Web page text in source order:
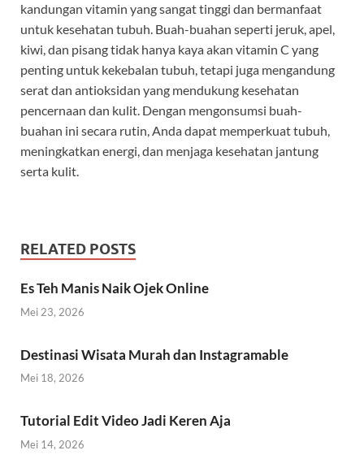
kandungan vitamin yang sangat tinggi dan bermanfaat
untuk kesehatan tubuh. Buah-buahan seperti jeruk, apel,
kiwi, dan pisang tidak hanya kaya akan vitamin C yang
penting untuk kekebalan tubuh, tetapi juga mengandung
serat dan antioksidan yang mendukung kesehatan
pencernaan dan kulit. Dengan mengonsumsi buah-
buahan ini secara rutin, Anda dapat memperkuat tubuh,
meningkatkan energi, dan menjaga kesehatan jantung
serta kulit.
RELATED POSTS
Es Teh Manis Naik Ojek Online
Mei 23, 2026
Destinasi Wisata Murah dan Instagramable
Mei 18, 2026
Tutorial Edit Video Jadi Keren Aja
Mei 14, 2026